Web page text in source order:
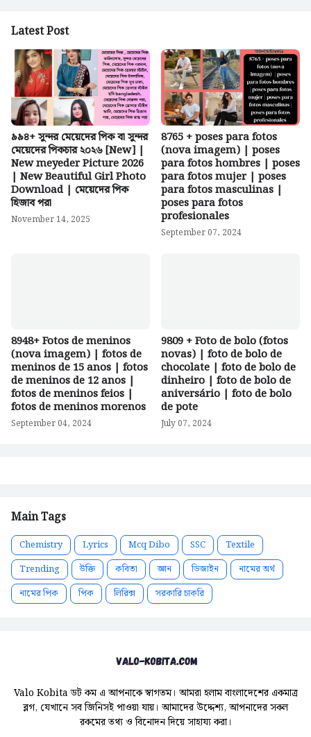
Latest Post
৯৯৪+ সুন্দর মেয়েদের পিক বা সুন্দর
মেয়েদের পিকচার ২০২৬ [New] |
New meyeder Picture 2026
| New Beautiful Girl Photo
Download | মেয়েদের পিক
হিজাব পরা
November 14, 2025
8765 + poses para fotos
(nova imagem) | poses
para fotos hombres | poses
para fotos mujer | poses
para fotos masculinas |
poses para fotos
profesionales
September 07, 2024
8948+ Fotos de meninos
(nova imagem) | fotos de
meninos de 15 anos | fotos
de meninos de 12 anos |
fotos de meninos feios |
fotos de meninos morenos
September 04, 2024
9809 + Foto de bolo (fotos
novas) | foto de bolo de
chocolate | foto de bolo de
dinheiro | foto de bolo de
aniversário | foto de bolo
de pote
July 07, 2024
Main Tags
Chemistry Lyrics Mcq Dibo SSC
Textile
Trending
উক্তি কবিতা জ্ঞান ডিজাইন
নামের অর্থ
নামের পিক
পিক লিরিক্স সরকারি চাকরি
Valo Kobita ডট কম এ আপনাকে স্বাগতম। আমরা হলাম বাংলাদেশের একমাত্র
ব্লগ, যেখানে সব জিনিসই পাওয়া যায়। আমাদের উদ্দেশ্য, আপনাদের সকল
রকমের তথ্য ও বিনোদন দিয়ে সাহায্য করা।